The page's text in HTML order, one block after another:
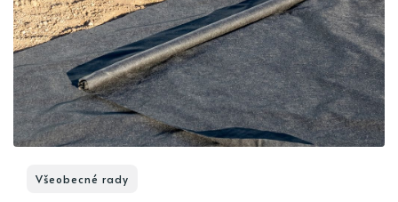
Všeobecné rady